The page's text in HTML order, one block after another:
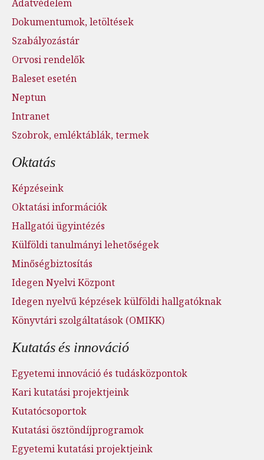
Adatvédelem
Dokumentumok, letöltések
Szabályozástár
Orvosi rendelők
Baleset esetén
Neptun
Intranet
Szobrok, emléktáblák, termek
Oktatás
Képzéseink
Oktatási információk
Hallgatói ügyintézés
Külföldi tanulmányi lehetőségek
Minőségbiztosítás
Idegen Nyelvi Központ
Idegen nyelvű képzések külföldi hallgatóknak
Könyvtári szolgáltatások (OMIKK)
Kutatás és innováció
Egyetemi innováció és tudásközpontok
Kari kutatási projektjeink
Kutatócsoportok
Kutatási ösztöndíjprogramok
Egyetemi kutatási projektjeink